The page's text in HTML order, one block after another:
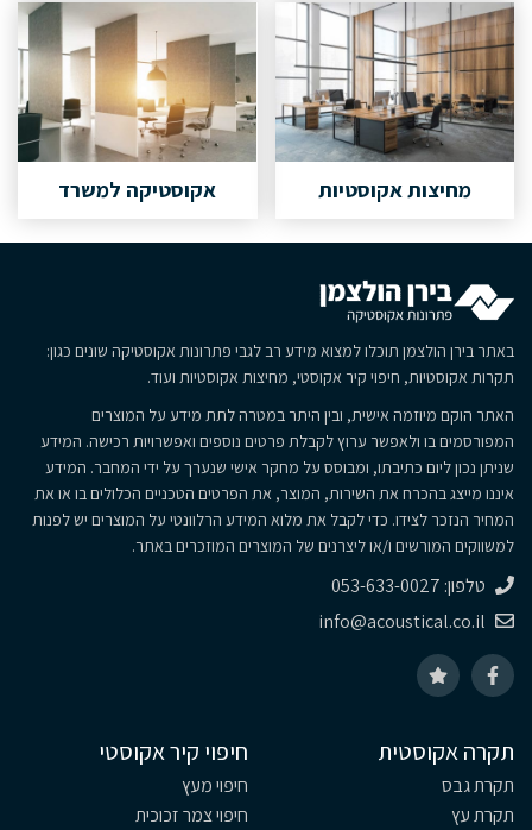
מחיצות אקוסטיות אקוסטיקה למשרד
באתר בירן הולצמן תוכלו למצוא מידע רב לגבי פתרונות אקוסטיקה שונים כגון:
תקרות אקוסטיות, חיפוי קיר אקוסטי, מחיצות אקוסטיות ועוד.
האתר הוקם מיוזמה אישית, ובין היתר במטרה לתת מידע על המוצרים
המפורסמים בו ולאפשר ערוץ לקבלת פרטים נוספים ואפשרויות רכישה. המידע
שניתן נכון ליום כתיבתו, ומבוסס על מחקר אישי שנערך על ידי המחבר. המידע
איננו מייצג בהכרח את השירות, המוצר, את הפרטים הטכניים הכלולים בו או את
המחיר הנזכר לצידו. כדי לקבל את מלוא המידע הרלוונטי על המוצרים יש לפנות
למשווקים המורשים ו/או ליצרנים של המוצרים המוזכרים באתר.
טלפון: 053-633-0027
info@acoustical.co.il
תקרה אקוסטית
תקרת גבס
תקרת עץ
חיפוי קיר אקוסטי
חיפוי מעץ
חיפוי צמר זכוכית